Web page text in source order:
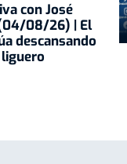
con José
08/26) | El
descansando